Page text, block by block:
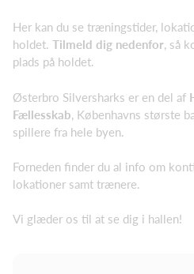
Her kan du se træningstider,
holdet. Tilmeld dig nedenfor, så
plads på holdet.
Østerbro Silversharks er en del af
Fællesskab , Københavns største
spillere fra hele byen.
Forneden finder du al info om
lokationer samt trænere.
Vi glæder os til at se dig i hallen!